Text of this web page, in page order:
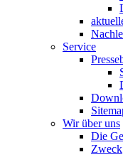
Service
Wir über uns
Die
Zweck